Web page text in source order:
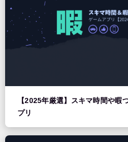
【2025年厳選】スキマ時間や暇
プリ